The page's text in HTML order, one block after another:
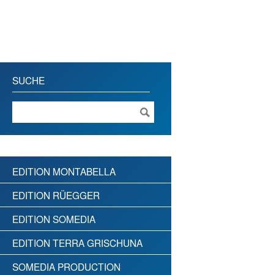
SUCHE
EDITION MONTABELLA
EDITION RÜEGGER
EDITION SOMEDIA
EDITION TERRA GRISCHUNA
SOMEDIA PRODUCTION